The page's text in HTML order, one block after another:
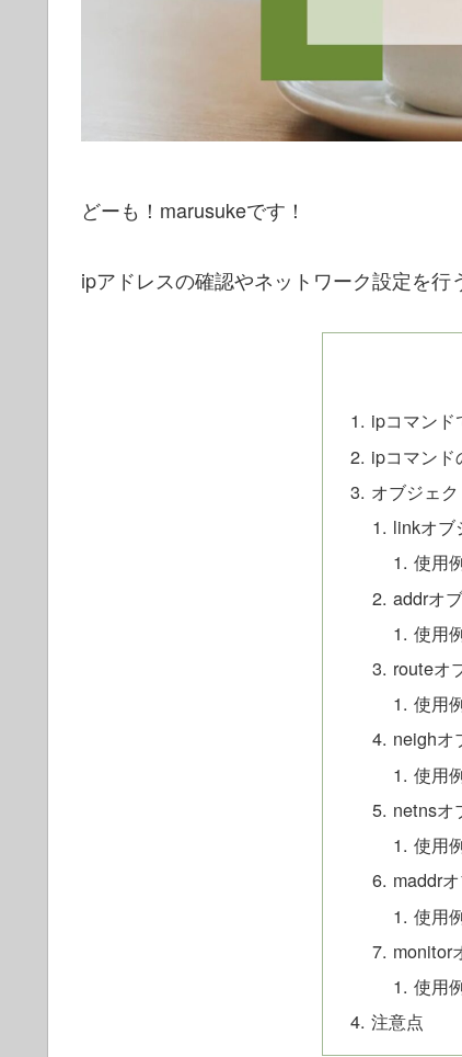
どーも！marusukeです！
ipアドレスの確認やネットワーク設定を行
ipコマンド
ipコマンド
オブジェ
linkオブ
使用
addrオ
使用
routeオ
使用
neighオ
使用
netnsオ
使用
maddr
使用
monitor
使用
注意点